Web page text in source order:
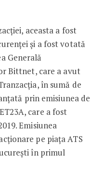
aceasta a fost
și a fost votată
Generală
Bittnet, care a avut
în sumă de
prin emisiunea de
care a fost
Emisiunea
pe piața ATS
în primul